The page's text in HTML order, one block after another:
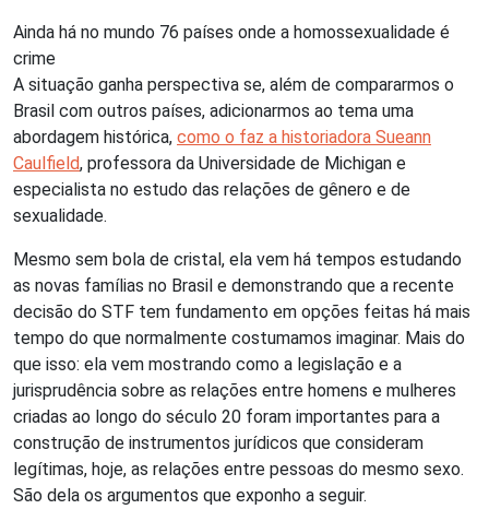
Ainda há no mundo 76 países onde a homossexualidade é
crime
A situação ganha perspectiva se, além de compararmos o
Brasil com outros países, adicionarmos ao tema uma
abordagem histórica, como o faz a historiadora Sueann
Caulfield, professora da Universidade de Michigan e
especialista no estudo das relações de gênero e de
sexualidade.
Mesmo sem bola de cristal, ela vem há tempos estudando
as novas famílias no Brasil e demonstrando que a recente
decisão do STF tem fundamento em opções feitas há mais
tempo do que normalmente costumamos imaginar. Mais do
que isso: ela vem mostrando como a legislação e a
jurisprudência sobre as relações entre homens e mulheres
criadas ao longo do século 20 foram importantes para a
construção de instrumentos jurídicos que consideram
legítimas, hoje, as relações entre pessoas do mesmo sexo.
São dela os argumentos que exponho a seguir.